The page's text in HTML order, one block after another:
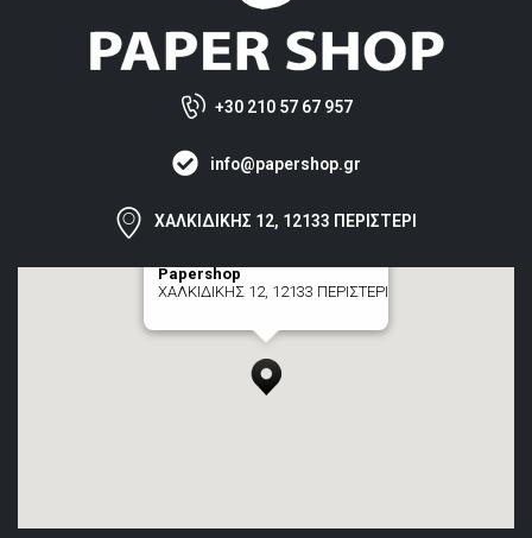
+30 210 57 67 957
info@papershop.gr
ΧΑΛΚΙΔΙΚΗΣ 12, 12133 ΠΕΡΙΣΤΕΡΙ
Papershop
ΧΑΛΚΙΔΙΚΗΣ 12, 12133 ΠΕΡΙΣΤΕΡΙ